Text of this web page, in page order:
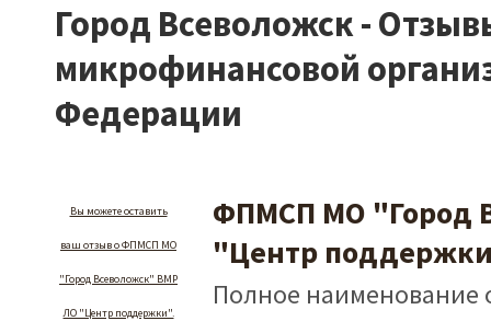
Город Всеволожск -
микрофинансовой
Федерации
Вы можете оставить
ваш отзыв о ФПМСП МО
"Город Всеволожск" ВМР
ЛО "Центр поддержки".
ФПМСП МО "Город
"Центр
Полное наименование